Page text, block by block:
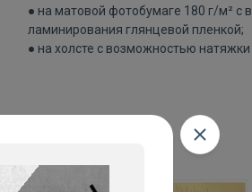
● на матовой фотобумаге 180 г/м² с
ламинирования глянцевой пленкой;
● на холсте с возможностью